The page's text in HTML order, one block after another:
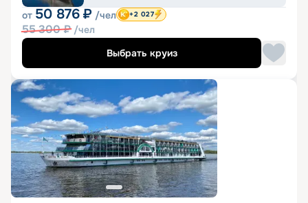
от 50 876 ₽ /чел
55 300₽ /чел
+2 027
Выбрать круиз